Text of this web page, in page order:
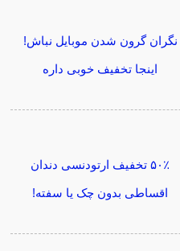
نگران گرون شدن موبایل نباش!
اینجا تخفیف خوبی داره
۵۰٪ تخفیف ارتودنسی دندان
اقساطی بدون چک یا سفته!